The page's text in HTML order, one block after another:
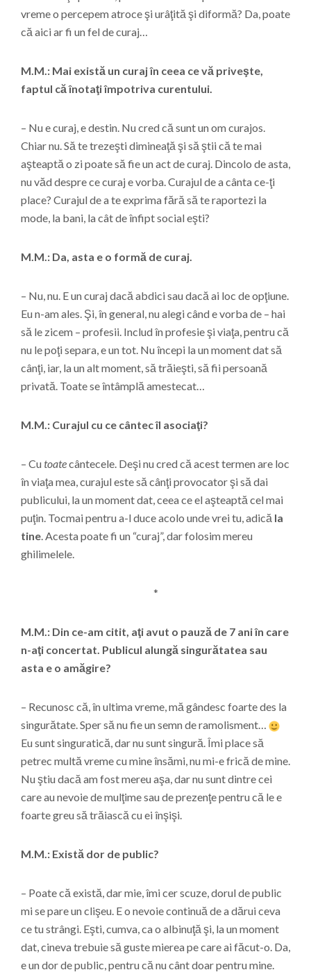
vreme o percepem atroce şi urâţită şi diformă? Da, poate
că aici ar fi un fel de curaj…
M.M.: Mai există un curaj în ceea ce vă priveşte,
faptul că înotaţi împotriva curentului.
– Nu e curaj, e destin. Nu cred că sunt un om curajos.
Chiar nu. Să te trezeşti dimineaţă şi să ştii că te mai
aşteaptă o zi poate să fie un act de curaj. Dincolo de asta,
nu văd despre ce curaj e vorba. Curajul de a cânta ce-ţi
place? Curajul de a te exprima fără să te raportezi la
mode, la bani, la cât de înfipt social eşti?
M.M.: Da, asta e o formă de curaj.
– Nu, nu. E un curaj dacă abdici sau dacă ai loc de opţiune.
Eu n-am ales. Şi, în general, nu alegi când e vorba de – hai
să le zicem – profesii. Includ în profesie şi viaţa, pentru că
nu le poţi separa, e un tot. Nu începi la un moment dat să
cânţi, iar, la un alt moment, să trăieşti, să fii persoană
privată. Toate se întâmplă amestecat…
M.M.: Curajul cu ce cântec îl asociaţi?
– Cu toatecântecele. Deşi nu cred că acest termen are loc
în viaţa mea, curajul este să cânţi provocator şi să dai
publicului, la un moment dat, ceea ce el aşteaptă cel mai
puţin. Tocmai pentru a-l duce acolo unde vrei tu, adică la
tine. Acesta poate fi un “curaj”, dar folosim mereu
ghilimelele.
*
M.M.: Din ce-am citit, aţi avut o pauză de 7 ani în care
n-aţi concertat. Publicul alungă singurătatea sau
asta e o amăgire?
– Recunosc că, în ultima vreme, mă gândesc foarte des la
singurătate. Sper să nu fie un semn de ramolisment…
Eu sunt singuratică, dar nu sunt singură. Îmi place să
petrec multă vreme cu mine însămi, nu mi-e frică de mine.
Nu ştiu dacă am fost mereu aşa, dar nu sunt dintre cei
care au nevoie de mulţime sau de prezenţe pentru că le e
foarte greu să trăiască cu ei înşişi.
M.M.: Există dor de public?
– Poate că există, dar mie, îmi cer scuze, dorul de public
mi se pare un clişeu. E o nevoie continuă de a dărui ceva
ce tu strângi. Eşti, cumva, ca o albinuţă şi, la un moment
dat, cineva trebuie să guste mierea pe care ai făcut-o. Da,
e un dor de public, pentru că nu cânt doar pentru mine.